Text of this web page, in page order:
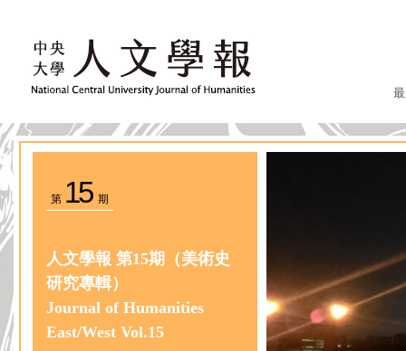
第 15期
人文學報 第15期（美術史
研究專輯）
Journal of Humanities
East/West Vol.15